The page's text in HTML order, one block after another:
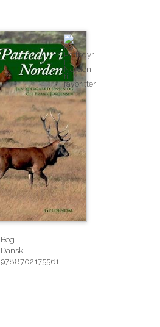
Bog
Dansk
9788702175561